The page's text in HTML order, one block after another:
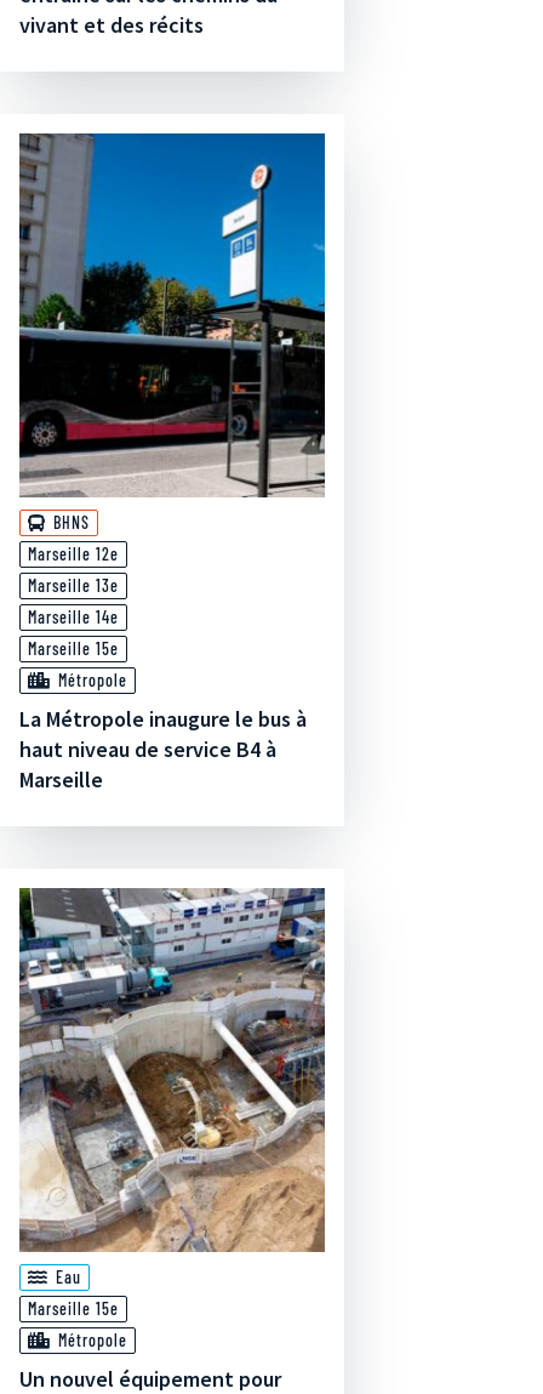
vivant et des récits
BHNS
Marseille 12e
Marseille 13e
Marseille 14e
Marseille 15e
Métropole
La Métropole inaugure le bus à
haut niveau de service B4 à
Marseille
Eau
Marseille 15e
Métropole
Un nouvel équipement pour